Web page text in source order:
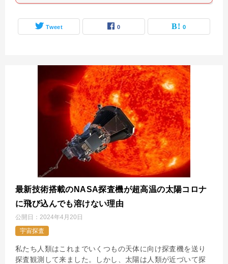
Tweet 0 0
最新技術搭載のNASA探査機が超高温の太陽コロナ
に飛び込んでも溶けない理由
公開日： 2024年4月20日
宇宙探査
私たち人類はこれまでいくつもの天体に向け探査機を送り
探査観測して来ました。しかし、太陽は人類が近づいて探